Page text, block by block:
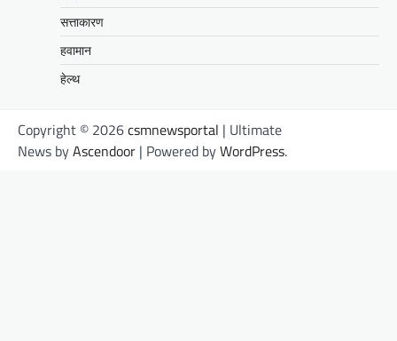
सत्ताकारण
हवामान
हेल्थ
Copyright © 2026csmnewsportal | Ultimate
News byAscendoor | Powered byWordPress.